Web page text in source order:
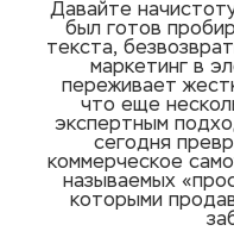
Давайте
был готов
текста,
маркетинг в
переживает
что еще
экспертным
сегодня
коммерческое
называемых
которыми